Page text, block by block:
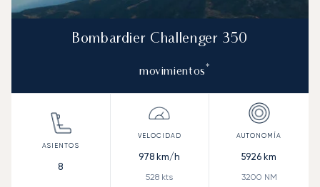
Bombardier Challenger 350
movimientos*
8
978 km/h
528 kts
5926 km
3200 NM